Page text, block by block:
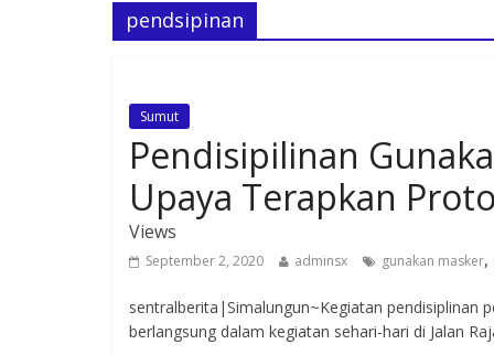
pendsipinan
Sumut
Pendisipilinan
Upaya Terapkan
Views
September 2, 2020 adminsx gunakan masker,
sentralberita|Simalungun~Kegiatan pendisiplinan
berlangsung dalam kegiatan sehari-hari di Jalan